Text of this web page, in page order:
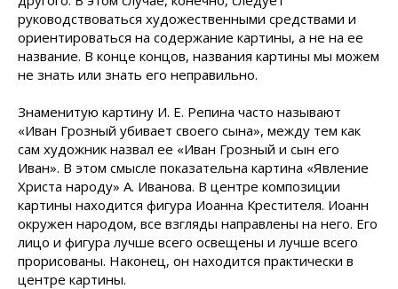
руководствоваться художественными средствами и
ориентироваться на содержание картины, а не на ее
название. В конце концов, названия картины мы можем
не знать или знать его неправильно.
Знаменитую картину И. Е. Репина часто называют
«Иван Грозный убивает своего сына», между тем как
сам художник назвал ее «Иван Грозный и сын его
Иван». В этом смысле показательна картина «Явление
Христа народу» А. Иванова. В центре композиции
картины находится фигура Иоанна Крестителя. Иоанн
окружен народом, все взгляды направлены на него. Его
лицо и фигура лучше всего освещены и лучше всего
прорисованы. Наконец, он находится практически в
центре картины.